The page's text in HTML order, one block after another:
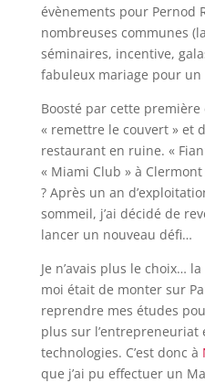
évènements pour Pernod
nombreuses communes
séminaires, incentive,
fabuleux mariage pour
Boosté par cette première
« remettre le couvert » et
restaurant en ruine. «
« Miami Club » à
? Après un an
sommeil, j’ai décidé de
lancer un nouveau défi…
Je n’avais plus le choix…
moi était de monter sur
reprendre mes études
plus sur l’entrepreneuriat
technologies. C’est donc à
que j’ai pu effectuer un